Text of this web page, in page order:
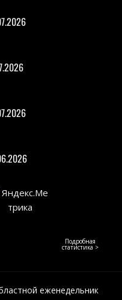
Подробная
статистика >
еженедельник